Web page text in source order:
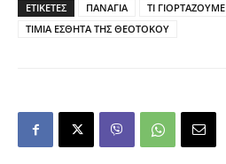
ΕΤΙΚΕΤΕΣ ΠΑΝΑΓΙΑ
ΤΙ ΓΙΟΡΤΑΖΟΥΜΕ
ΤΙΜΙΑ ΕΣΘΗΤΑ ΤΗΣ ΘΕΟΤΟΚΟΥ